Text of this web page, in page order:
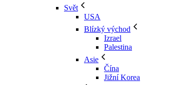
Svět
USA
Blízký východ
Izrael
Palestina
Asie
Čína
Jižní Korea